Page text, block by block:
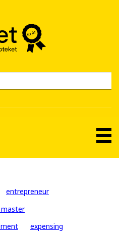
entrepreneur
expensing